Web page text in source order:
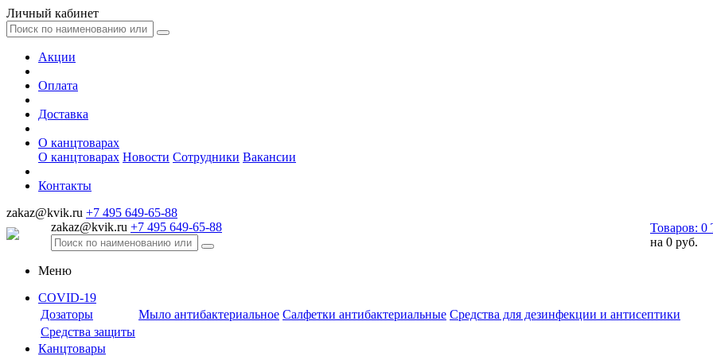
Личный кабинет
Акции
Оплата
Доставка
О канцтоварах
О канцтоварах Новости Сотрудники Вакансии
Контакты
zakaz@kvik.ru +7 495 649-65-88
zakaz@kvik.ru +7 495 649-65-88 Товаров: 0
на 0 руб.
Меню
COVID-19
Дозаторы
Мыло антибактериальное Салфетки антибактериальные Средства для дезинфекции и антисептики
Средства защиты
Канцтовары